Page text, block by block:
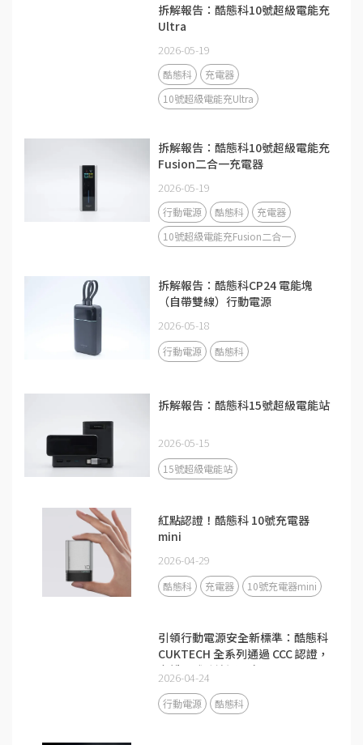
拆解報告：酷態科10號超級電能充
Ultra
2026-05-19
酷態科
充電器
10號超級電能充Ultra
拆解報告：酷態科10號超級電能充
Fusion二合一充電器
2026-05-19
行動電源 酷態科
充電器
10號超級電能充Fusion二合一
拆解報告：酷態科CP24 電能塊
（自帶雙線）行動電源
2026-05-18
行動電源 酷態科
拆解報告：酷態科15號超級電能站
2026-05-15
15號超級電能站
紅點認證！酷態科 10號充電器
mini
2026-04-29
酷態科 充電器 10號充電器mini
引領行動電源安全新標準：酷態科
CUKTECH 全系列通過 CCC 認證，
守護全球跨境通關安全
2026-04-24
行動電源 酷態科